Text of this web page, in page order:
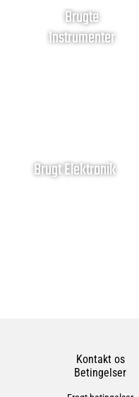
Brugte
Instrumenter
Brugt Elektronik
Kontakt os
Betingelser